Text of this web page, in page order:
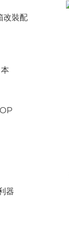
改裝配
器